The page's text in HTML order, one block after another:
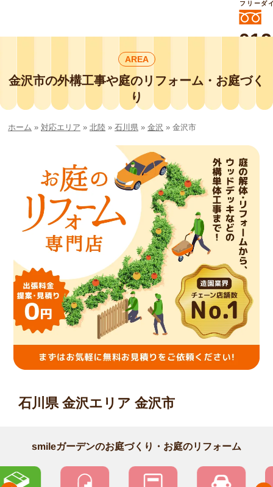
外構工事や庭リフォームは庭づくり業界
No.1チェーン店の
smileガーデンプチ庭づくり事業部にお
任せください！
フリーダ
AREA
金沢市の外構工事や庭のリフォーム・お庭づく
り
ホーム » 対応エリア » 北陸 » 石川県 » 金沢 » 金沢市
石川県 金沢エリア 金沢市
smileガーデンのお庭づくり・お庭のリフォーム